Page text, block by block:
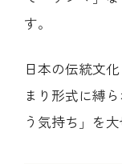
す。
日本の伝統文
まり形式に縛
う気持ち」を